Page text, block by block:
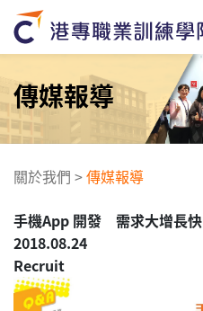
傳媒報導
關於我們 >傳媒報導
手機App 開發 需求大增長快
2018.08.24
Recruit